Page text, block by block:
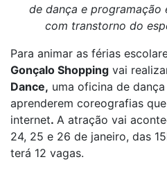
de dança e programação
com transtorno do
Para animar as férias
Gonçalo Shopping vai
Dance, uma oficina de
aprenderem coreografias
internet. A atração vai
24, 25 e 26 de janeiro, das
terá 12 vagas.